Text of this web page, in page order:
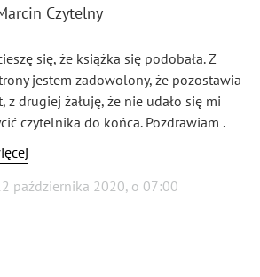
Czytelny
się, że książka się podobała. Z
jestem zadowolony, że pozostawia
z drugiej żałuję, że nie udało się mi
czytelnika do końca. Pozdrawiam .
października 2020, o 07:00